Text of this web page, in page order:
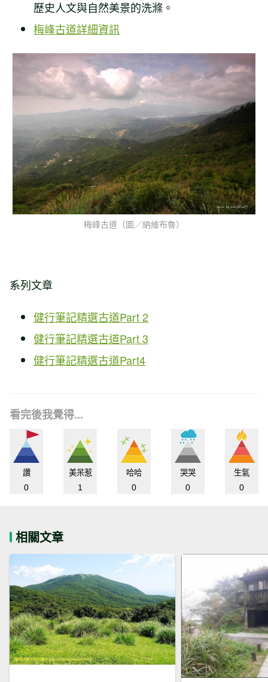
歷史人文與自然美景的洗滌。
梅峰古道詳細資訊
梅峰古道（圖／納維布魯）
系列文章
健行筆記精選古道Part 2
健行筆記精選古道Part 3
健行筆記精選古道Part4
看完後我覺得...
讚
0
美呆惹
1
哈哈
0
哭哭
0
生氣
0
相關文章